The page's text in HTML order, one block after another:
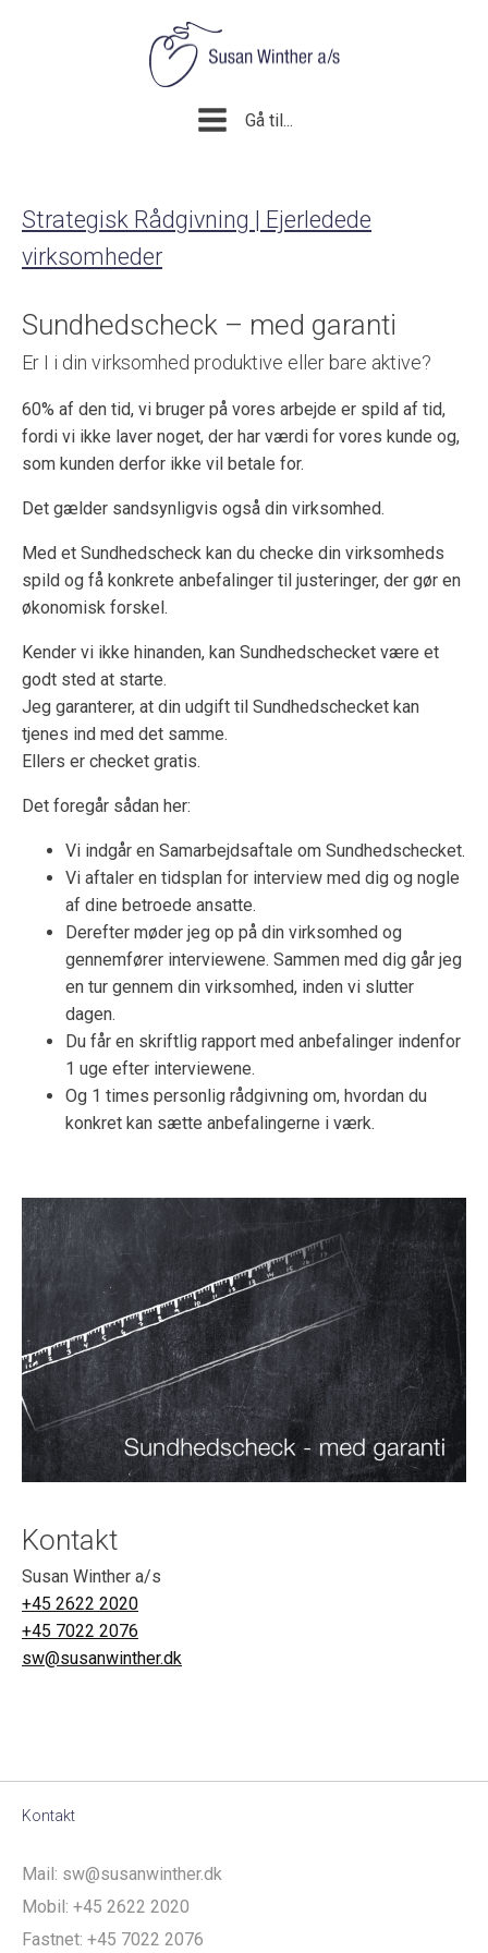
Gå til...
Strategisk Rådgivning | Ejerledede
virksomheder
Sundhedscheck – med garanti
Er I i din virksomhed produktive eller bare aktive?
60% af den tid, vi bruger på vores arbejde er spild af tid,
fordi vi ikke laver noget, der har værdi for vores kunde og,
som kunden derfor ikke vil betale for.
Det gælder sandsynligvis også din virksomhed.
Med et Sundhedscheck kan du checke din virksomheds
spild og få konkrete anbefalinger til justeringer, der gør en
økonomisk forskel.
Kender vi ikke hinanden, kan Sundhedschecket være et
godt sted at starte.
Jeg garanterer, at din udgift til Sundhedschecket kan
tjenes ind med det samme.
Ellers er checket gratis.
Det foregår sådan her:
Vi indgår en Samarbejdsaftale om Sundhedschecket.
Vi aftaler en tidsplan for interview med dig og nogle
af dine betroede ansatte.
Derefter møder jeg op på din virksomhed og
gennemfører interviewene. Sammen med dig går jeg
en tur gennem din virksomhed, inden vi slutter
dagen.
Du får en skriftlig rapport med anbefalinger indenfor
1 uge efter interviewene.
Og 1 times personlig rådgivning om, hvordan du
konkret kan sætte anbefalingerne i værk.
Kontakt
Susan Winther a/s
+45 2622 2020
+45 7022 2076
sw@susanwinther.dk
Kontakt
Mail: sw@susanwinther.dk
Mobil: +45 2622 2020
Fastnet: +45 7022 2076